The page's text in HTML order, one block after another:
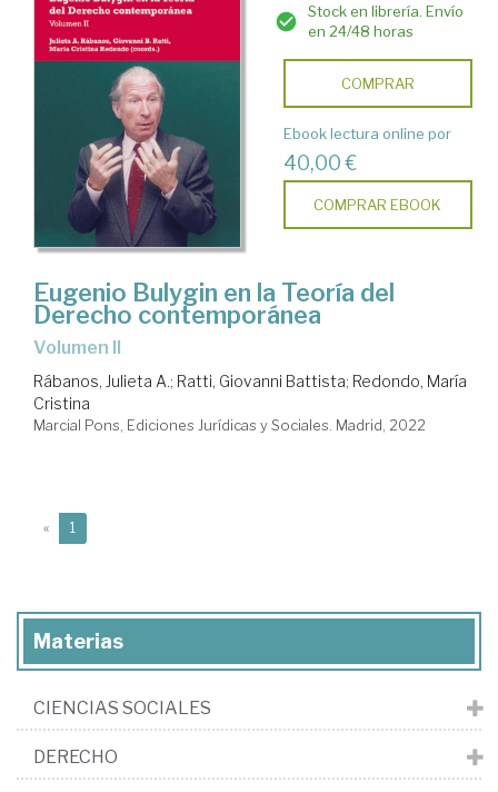
Stock en librería. Envío
en 24/48 horas
COMPRAR
Ebook lectura online por
40,00 €
COMPRAR EBOOK
Eugenio Bulygin en la Teoría del
Derecho contemporánea
Volumen II
Rábanos, Julieta A.; Ratti, Giovanni Battista; Redondo, María
Cristina
Marcial Pons, Ediciones Jurídicas y Sociales. Madrid, 2022
« 1
Materias
CIENCIAS SOCIALES
DERECHO